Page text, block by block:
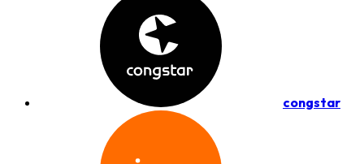
congstar